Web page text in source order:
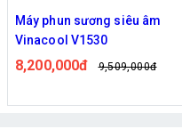
Máy phun sương siêu âm
Vinacool V1500
7,500,000đ 8,869,000đ